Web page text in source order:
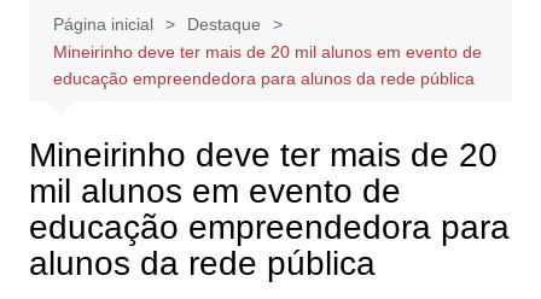
Página inicial
Destaque
Mineirinho deve ter mais de 20 mil alunos em evento de
educação empreendedora para alunos da rede pública
Mineirinho deve ter mais de 20
mil alunos em evento de
educação empreendedora para
alunos da rede pública